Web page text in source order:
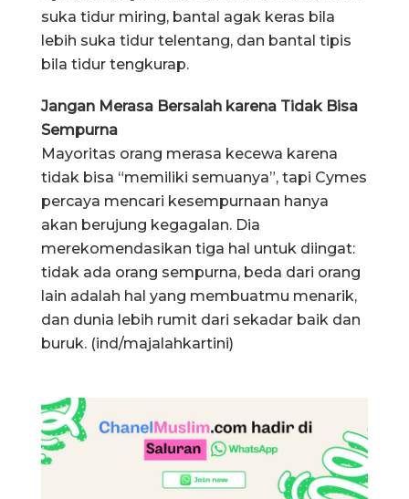
suka tidur miring, bantal agak keras bila
lebih suka tidur telentang, dan bantal tipis
bila tidur tengkurap.
Jangan Merasa Bersalah karena Tidak Bisa
Sempurna
Mayoritas orang merasa kecewa karena
tidak bisa “memiliki semuanya”, tapi Cymes
percaya mencari kesempurnaan hanya
akan berujung kegagalan. Dia
merekomendasikan tiga hal untuk diingat:
tidak ada orang sempurna, beda dari orang
lain adalah hal yang membuatmu menarik,
dan dunia lebih rumit dari sekadar baik dan
buruk. (ind/majalahkartini)